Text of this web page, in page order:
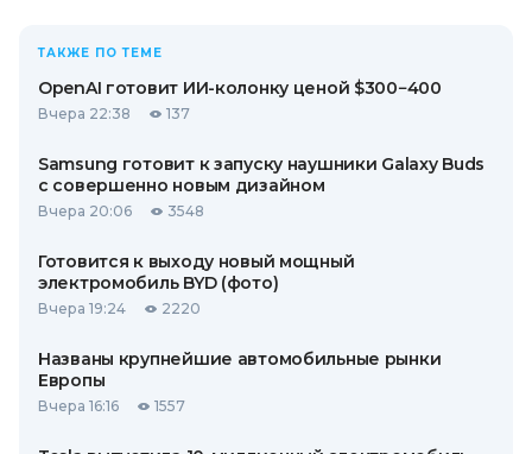
ТАКЖЕ ПО ТЕМЕ
OpenAI готовит ИИ-колонку ценой $300−400
Вчера 22:38 137
Samsung готовит к запуску наушники Galaxy Buds
с совершенно новым дизайном
Вчера 20:06 3548
Готовится к выходу новый мощный
электромобиль BYD (фото)
Вчера 19:24 2220
Названы крупнейшие автомобильные рынки
Европы
Вчера 16:16 1557